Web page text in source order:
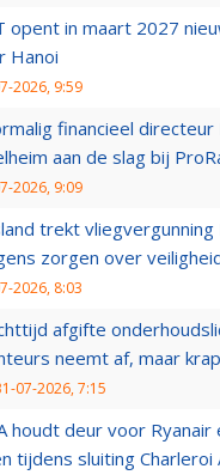
opent in maart 2027
Hanoi
2026, 9:59
financieel directeur
aan de slag bij
2026, 9:09
trekt vliegvergunning
zorgen over
2026, 8:03
afgifte
neemt af, maar
07-2026, 7:15
houdt deur voor Ryanair
tijdens sluiting Charleroi